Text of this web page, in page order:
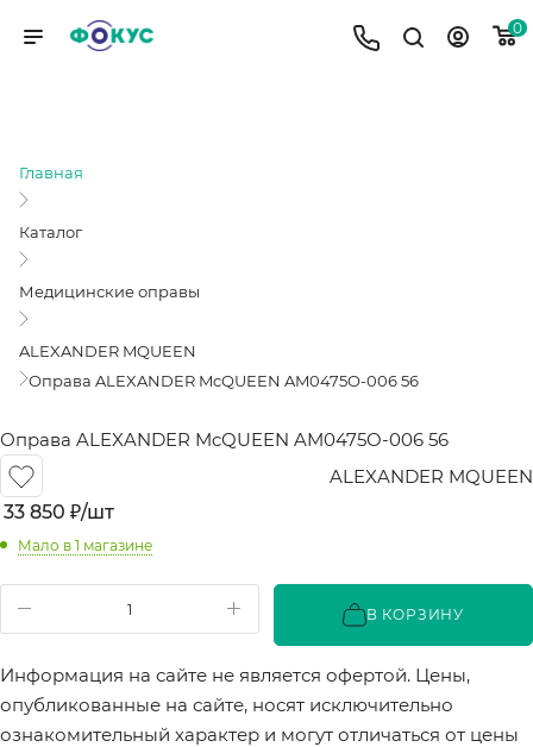
0
Главная
Каталог
Медицинские оправы
ALEXANDER MQUEEN
Оправа ALEXANDER McQUEEN AM0475O-006 56
Оправа ALEXANDER McQUEEN AM0475O-006 56
ALEXANDER MQUEEN
33 850 ₽/шт
Мало в 1 магазине
В КОРЗИНУ
Информация на сайте не является офертой. Цены,
опубликованные на сайте, носят исключительно
ознакомительный характер и могут отличаться от цены